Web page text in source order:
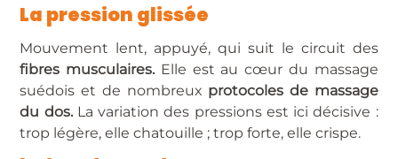
La pression glissée
Mouvement lent, appuyé, qui suit le circuit des
fibres musculaires. Elle est au cœur du massage
suédois et de nombreux protocoles de massage
du dos.La variation des pressions est ici décisive :
trop légère, elle chatouille ; trop forte, elle crispe.